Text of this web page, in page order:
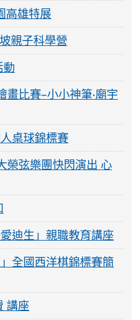
高雄特展
親子科學營
動
比賽–小小神筆‧廟宇
桌球錦標賽
榮弦樂團快閃演出 心
迪生」親職教育講座
全國西洋棋錦標賽簡
講座